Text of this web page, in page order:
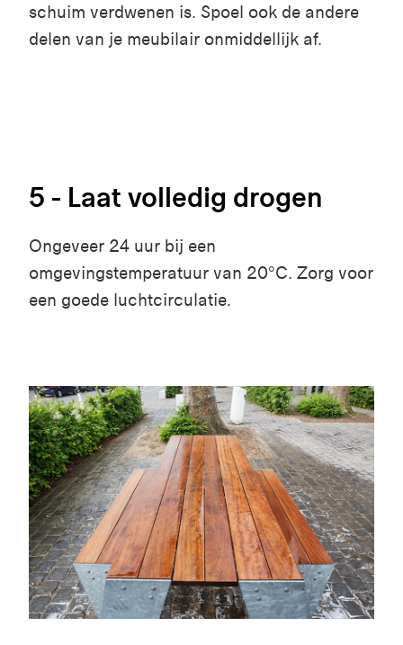
schuim verdwenen is. Spoel ook de andere
delen van je meubilair onmiddellijk af.
5 - Laat volledig drogen
Ongeveer 24 uur bij een
omgevingstemperatuur van 20°C. Zorg voor
een goede luchtcirculatie.